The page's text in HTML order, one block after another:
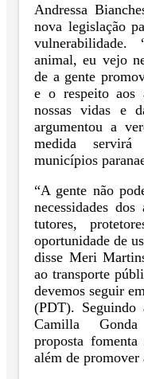
Andressa
nova legislação
vulnerabilidade.
animal, eu vejo
de a gente
e o respeito aos
nossas vidas e
argumentou a
medida
municípios
“A gente não
necessidades
tutores,
oportunidade de
disse Meri
ao transporte
devemos seguir
(PDT).
Camilla
proposta
além de promover